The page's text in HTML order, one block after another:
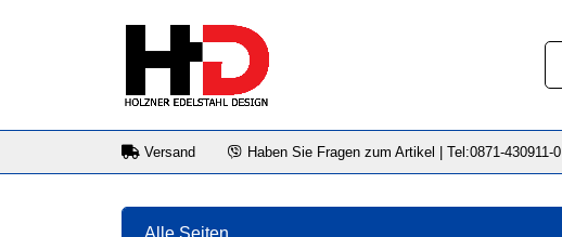
Versand Haben Sie Fragen zum Artikel | Tel:0871-430911-0
Alle Seiten